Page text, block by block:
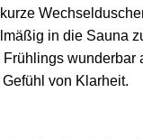
in die Sauna
von Klarheit.